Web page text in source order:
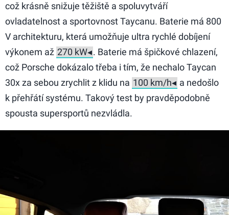
což krásně snižuje těžiště a spoluvytváří
ovladatelnost a sportovnost Taycanu. Baterie má 800
V architekturu, která umožňuje ultra rychlé dobíjení
výkonem až
. Baterie má špičkové chlazení,
což Porsche dokázalo třeba i tím, že nechalo Taycan
30x za sebou zrychlit z klidu na
a nedošlo
k přehřátí systému. Takový test by pravděpodobně
spousta supersportů nezvládla.